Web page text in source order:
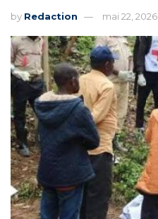
by Redaction mai 22, 2026